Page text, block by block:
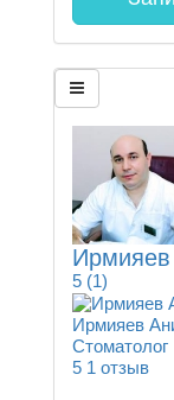
5 (1)
Ирмияев
Стоматолог
5 1 отзыв